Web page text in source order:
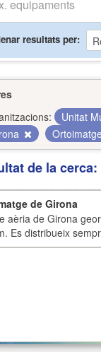
resultats per
Unitat
de la
de Girona
aèria de Girona
Es distribueix